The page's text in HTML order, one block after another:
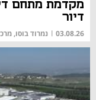
דיור
03.08.26
| נמרוד בוסו,